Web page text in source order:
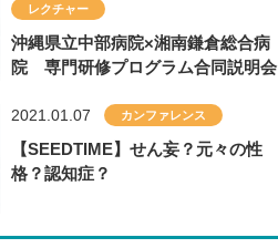
レクチャー
沖縄県立中部病院×湘南鎌倉総合病
院 専門研修プログラム合同説明会
2021.01.07 カンファレンス
【SEEDTIME】せん妄？元々の性
格？認知症？